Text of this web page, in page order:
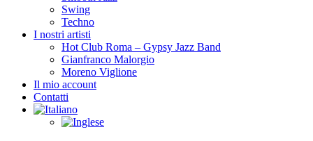
Swing
Techno
I nostri artisti
Hot Club Roma – Gypsy Jazz Band
Gianfranco Malorgio
Moreno Viglione
Il mio account
Contatti